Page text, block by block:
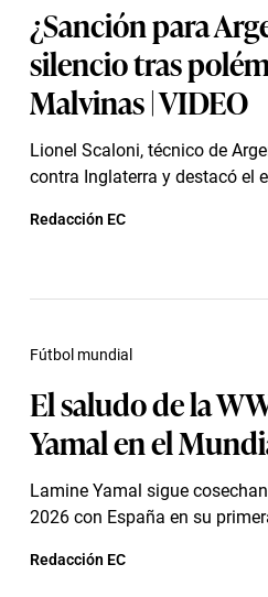
¿Sanción para
silencio tras
Malvinas | VIDEO
Lionel Scaloni, técnico de
contra Inglaterra y destacó el
Redacción EC
El saludo de la
Yamal en el
Lamine Yamal sigue
2026 con España en su
Fútbol mundial
Redacción EC